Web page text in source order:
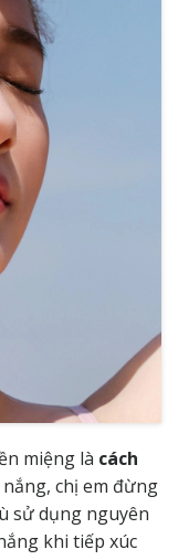
miệng là cách
chị em đừng
sử dụng nguyên
khi tiếp xúc